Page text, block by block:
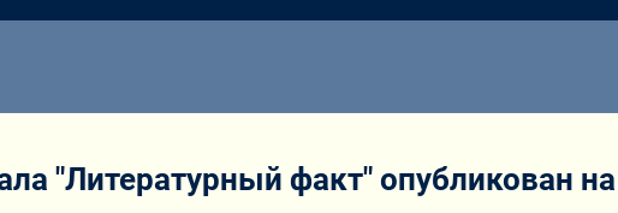
"Литературный факт" опубликован на